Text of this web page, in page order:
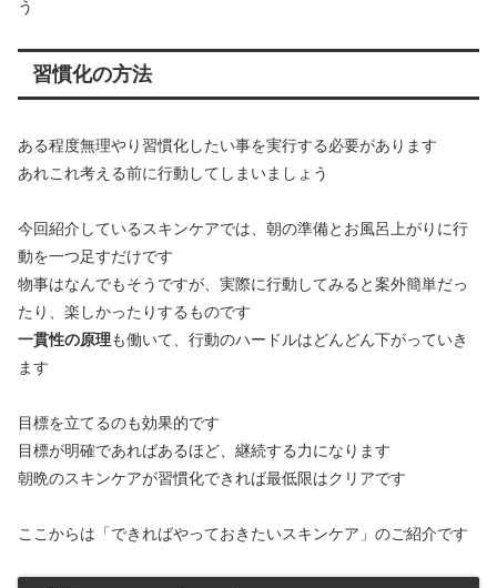
う
習慣化の方法
ある程度無理やり習慣化したい事を実行する必要があります
あれこれ考える前に行動してしまいましょう
今回紹介しているスキンケアでは、朝の準備とお風呂上がりに行
動を一つ足すだけです
物事はなんでもそうですが、実際に行動してみると案外簡単だっ
たり、楽しかったりするものです
一貫性の原理も働いて、行動のハードルはどんどん下がっていき
ます
目標を立てるのも効果的です
目標が明確であればあるほど、継続する力になります
朝晩のスキンケアが習慣化できれば最低限はクリアです
ここからは「できればやっておきたいスキンケア」のご紹介です